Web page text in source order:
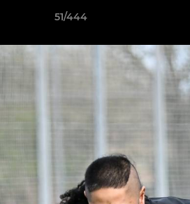
51/444